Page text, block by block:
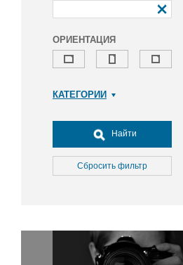
ОРИЕНТАЦИЯ
КАТЕГОРИИ
Досуг, туризм и отдых
Культура
Медицина
Окружающая среда
Политика
Найти
Сбросить фильтр